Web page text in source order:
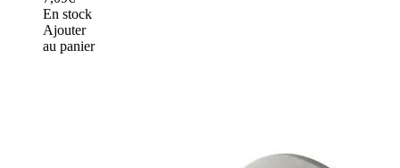
En stock
Ajouter
au panier